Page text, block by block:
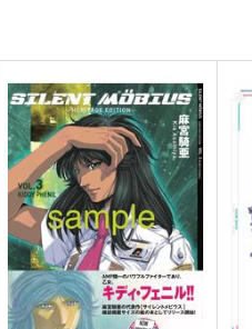
謎の彼女X Extra
Tsubaki_Factory
4,990円（税込）
その他 卜部美琴×今井百夏
サンプル カート